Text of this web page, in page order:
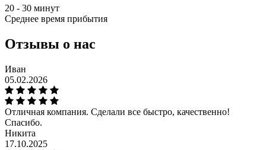
20 - 30 минут
Среднее время прибытия
Отзывы о нас
Иван
05.02.2026
Отличная компания. Сделали все быстро, качественно!
Спасибо.
Никита
17.10.2025